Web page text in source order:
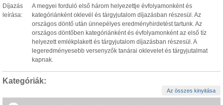
Díjazás
leírása:
A megyei forduló első három helyezettje évfolyamonként és
kategóriánként oklevél és tárgyjutalom díjazásban részesül. Az
országos döntő után ünnepélyes eredményhirdetést tartunk. Az
országos döntőben kategóriánként és évfolyamonként az első tíz
helyezett emlékplakett és tárgyjutalom díjazásban részesül. A
legeredményesebb versenyzők tanárai oklevelet és tárgyjutalmat
kapnak.
Kategóriák:
Az összes kinyitása